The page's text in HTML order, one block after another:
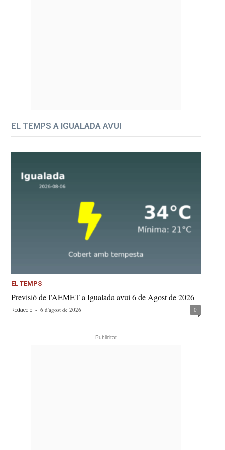
EL TEMPS A IGUALADA AVUI
EL TEMPS
Previsió de l’AEMET a Igualada avui 6 de Agost de 2026
Redacció - 6 d'agost de 2026 0
- Publicitat -